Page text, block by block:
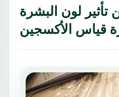
لون البشرة
قياس الأكسجين